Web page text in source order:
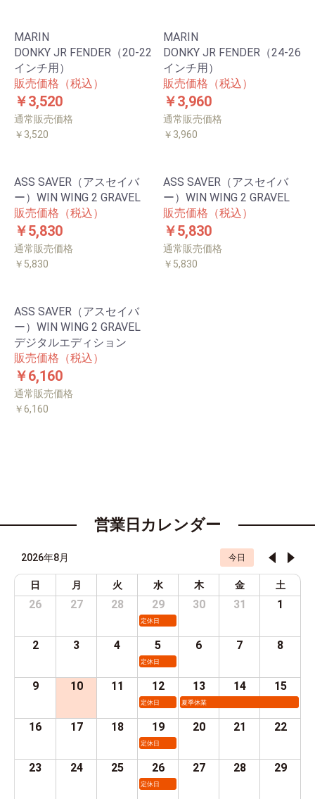
MARIN
DONKY JR FENDER（20-22
インチ用）
販売価格（税込）
￥3,520
通常販売価格
￥3,520
MARIN
DONKY JR FENDER（24-26
インチ用）
販売価格（税込）
￥3,960
通常販売価格
￥3,960
ASS SAVER（アスセイバ
ー）WIN WING 2 GRAVEL
販売価格（税込）
￥5,830
通常販売価格
￥5,830
ASS SAVER（アスセイバ
ー）WIN WING 2 GRAVEL
販売価格（税込）
￥5,830
通常販売価格
￥5,830
ASS SAVER（アスセイバ
ー）WIN WING 2 GRAVEL
デジタルエディション
販売価格（税込）
￥6,160
通常販売価格
￥6,160
営業日カレンダー
2026年8月 今日
日 月 火 水 木 金 土
26 27 28 29
定休日
30 31 1
2 3 4 5
定休日
6 7 8
9 10 11 12
定休日
13
夏季休業
14 15
16 17 18 19
定休日
20 21 22
23 24 25 26
定休日
27 28 29